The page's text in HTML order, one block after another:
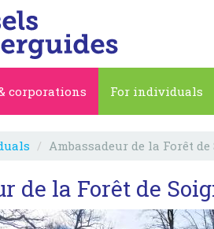
corporations For individuals
Ambassadeur de la Forêt
de la Forêt de